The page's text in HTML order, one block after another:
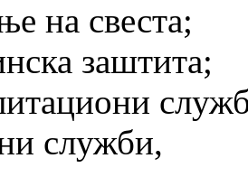
на свеста;
заштита;
служби,